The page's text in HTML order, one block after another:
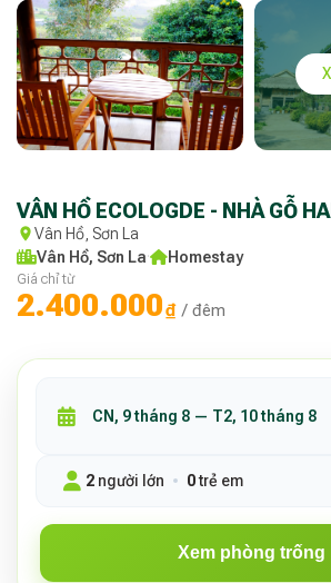
VÂN HỒ ECOLOGDE - NHÀ GỖ
Vân Hồ, Sơn La
Vân Hồ, Sơn La· Homestay
Giá chỉ từ
2.400.000₫ / đêm
2 người lớn 0trẻ em
Xem phòng trống